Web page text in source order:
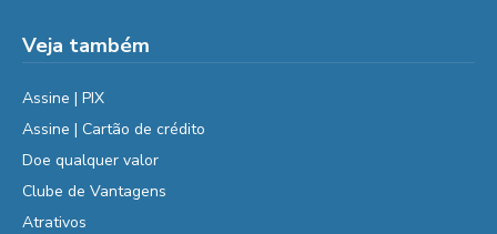
Veja também
Assine | PIX
Assine | Cartão de crédito
Doe qualquer valor
Clube de Vantagens
Atrativos